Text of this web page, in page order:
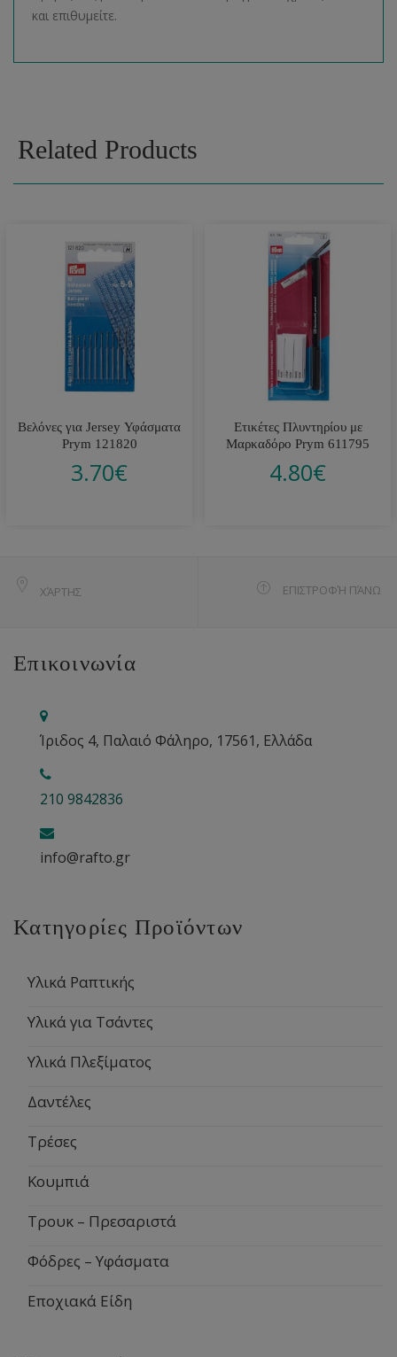
και επιθυμείτε.
Related Products
Βελόνες για Jersey Υφάσματα
Prym 121820
3.70€
Ετικέτες Πλυντηρίου με
Μαρκαδόρο Prym 611795
4.80€
ΧΆΡΤΗΣ ΕΠΙΣΤΡΟΦΉ ΠΆΝΩ
Επικοινωνία
Ίριδος 4, Παλαιό Φάληρο, 17561, Ελλάδα
210 9842836
info@rafto.gr
Κατηγορίες Προϊόντων
Υλικά Ραπτικής
Υλικά για Τσάντες
Υλικά Πλεξίματος
Δαντέλες
Τρέσες
Κουμπιά
Τρουκ – Πρεσαριστά
Φόδρες – Υφάσματα
Εποχιακά Είδη